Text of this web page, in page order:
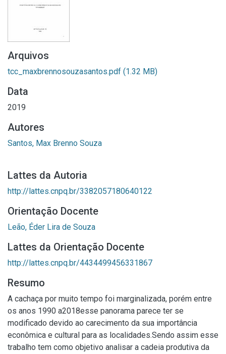
Arquivos
tcc_maxbrennosouzasantos.pdf (1.32 MB)
Data
2019
Autores
Santos, Max Brenno Souza
Lattes da Autoria
http://lattes.cnpq.br/3382057180640122
Orientação Docente
Leão, Éder Lira de Souza
Lattes da Orientação Docente
http://lattes.cnpq.br/4434499456331867
Resumo
A cachaça por muito tempo foi marginalizada, porém entre
os anos 1990 a2018esse panorama parece ter se
modificado devido ao carecimento da sua importância
econômica e cultural para as localidades.Sendo assim esse
trabalho tem como objetivo analisar a cadeia produtiva da